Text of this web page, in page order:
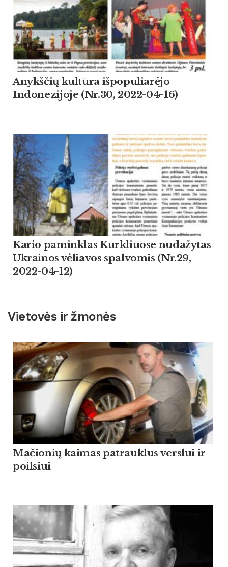
Anykščių kultūra išpopuliarėjo
Indonezijoje (Nr.30, 2022-04-16)
Kario paminklas Kurkliuose nudažytas
Ukrainos vėliavos spalvomis (Nr.29,
2022-04-12)
Vietovės ir žmonės
Mačionių kaimas patrauklus verslui ir
poilsiui